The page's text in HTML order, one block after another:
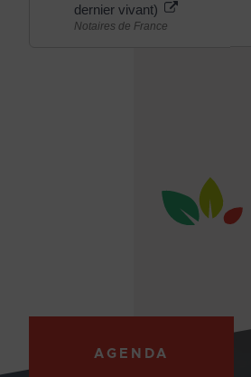
dernier vivant)
Notaires de France
AGENDA